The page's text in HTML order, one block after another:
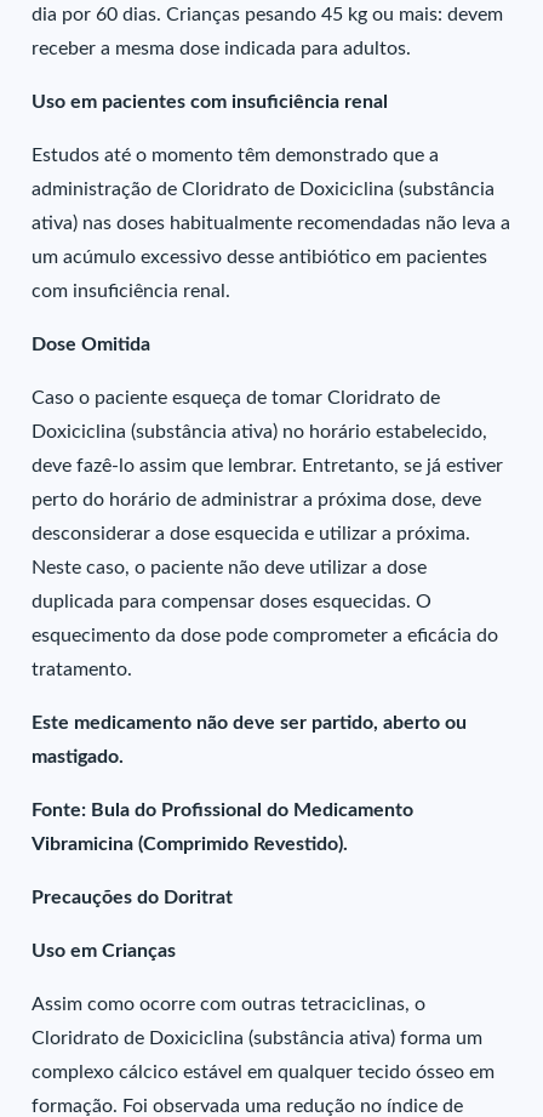
dia por 60 dias. Crianças pesando 45 kg ou mais: devem
receber a mesma dose indicada para adultos.
Uso em pacientes com insuficiência renal
Estudos até o momento têm demonstrado que a
administração de Cloridrato de Doxiciclina (substância
ativa) nas doses habitualmente recomendadas não leva a
um acúmulo excessivo desse antibiótico em pacientes
com insuficiência renal.
Dose Omitida
Caso o paciente esqueça de tomar Cloridrato de
Doxiciclina (substância ativa) no horário estabelecido,
deve fazê-lo assim que lembrar. Entretanto, se já estiver
perto do horário de administrar a próxima dose, deve
desconsiderar a dose esquecida e utilizar a próxima.
Neste caso, o paciente não deve utilizar a dose
duplicada para compensar doses esquecidas. O
esquecimento da dose pode comprometer a eficácia do
tratamento.
Este medicamento não deve ser partido, aberto ou
mastigado.
Fonte: Bula do Profissional do Medicamento
Vibramicina (Comprimido Revestido).
Precauções do Doritrat
Uso em Crianças
Assim como ocorre com outras tetraciclinas, o
Cloridrato de Doxiciclina (substância ativa) forma um
complexo cálcico estável em qualquer tecido ósseo em
formação. Foi observada uma redução no índice de